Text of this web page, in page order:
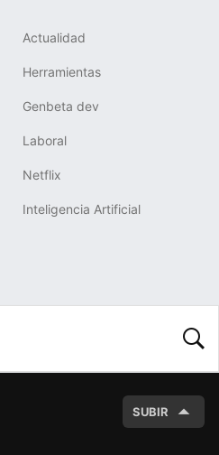
Actualidad
Herramientas
Genbeta dev
Laboral
Netflix
Inteligencia Artificial
SUBIR